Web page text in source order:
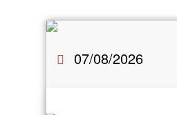
Skip
content07/08/2026